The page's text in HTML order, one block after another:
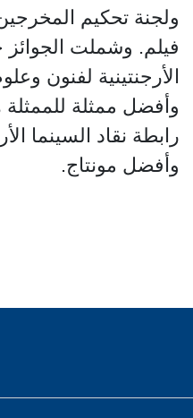
ولجنة تحكيم
فيلم. وشملت الجوائز
الأرجنتينية لفنون
وأفضل ممثلة
رابطة نقاد السينما
وأفضل مونتاج.